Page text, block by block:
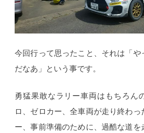
今回行って思ったこと、それは「や
だなあ」という事です。
勇猛果敢なラリー車両はもちろん
ロ、ゼロカー、全車両が走り終わ
ー、事前準備のために、過酷な道を